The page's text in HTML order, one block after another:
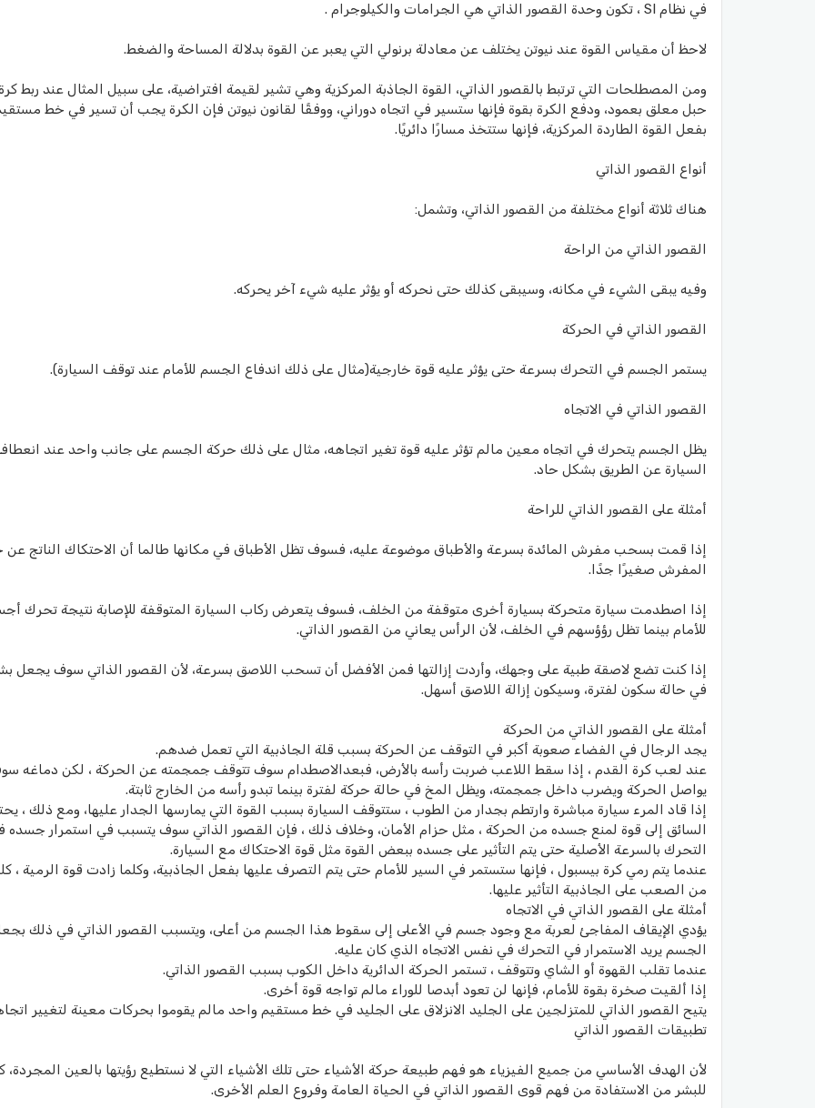
في نظام SI ، تكون وحدة القصور الذاتي هي الجرامات والكيلوجرام .
لاحظ أن مقياس القوة عند نيوتن يختلف عن معادلة برنولي التي يعبر عن القوة بدلالة المساحة والضغط.
ومن المصطلحات التي ترتبط بالقصور الذاتي، القوة الجاذبة المركزية وهي تشير لقيمة افتراضية، على سبيل المثال عند ربط
حبل معلق بعمود، ودفع الكرة بقوة فإنها ستسير في اتجاه دوراني، ووفقًا لقانون نيوتن فإن الكرة يجب أن تسير في خط
بفعل القوة الطاردة المركزية، فإنها ستتخذ مسارًا دائريًا.
أنواع القصور الذاتي
هناك ثلاثة أنواع مختلفة من القصور الذاتي، وتشمل:
القصور الذاتي من الراحة
وفيه يبقى الشيء في مكانه، وسيبقى كذلك حتى نحركه أو يؤثر عليه شيء آخر يحركه.
القصور الذاتي في الحركة
يستمر الجسم في التحرك بسرعة حتى يؤثر عليه قوة خارجية(مثال على ذلك اندفاع الجسم للأمام عند توقف السيارة).
القصور الذاتي في الاتجاه
يظل الجسم يتحرك في اتجاه معين مالم تؤثر عليه قوة تغير اتجاهه، مثال على ذلك حركة الجسم على جانب واحد عند
السيارة عن الطريق بشكل حاد.
أمثلة على القصور الذاتي للراحة
إذا قمت بسحب مفرش المائدة بسرعة والأطباق موضوعة عليه، فسوف تظل الأطباق في مكانها طالما أن الاحتكاك الناتج عن
المفرش صغيرًا جدًا.
إذا اصطدمت سيارة متحركة بسيارة أخرى متوقفة من الخلف، فسوف يتعرض ركاب السيارة المتوقفة للإصابة نتيجة تحرك
للأمام بينما تظل رؤؤسهم في الخلف، لأن الرأس يعاني من القصور الذاتي.
إذا كنت تضع لاصقة طبية على وجهك، وأردت إزالتها فمن الأفضل أن تسحب اللاصق بسرعة، لأن القصور الذاتي سوف يجعل
في حالة سكون لفترة، وسيكون إزالة اللاصق أسهل.
أمثلة على القصور الذاتي من الحركة
يجد الرجال في الفضاء صعوبة أكبر في التوقف عن الحركة بسبب قلة الجاذبية التي تعمل ضدهم.
عند لعب كرة القدم ، إذا سقط اللاعب ضربت رأسه بالأرض، فبعدالاصطدام سوف تتوقف جمجمته عن الحركة ، لكن دماغه
يواصل الحركة ويضرب داخل جمجمته، ويظل المخ في حالة حركة لفترة بينما تبدو رأسه من الخارج ثابتة.
إذا قاد المرء سيارة مباشرة وارتطم بجدار من الطوب ، ستتوقف السيارة بسبب القوة التي يمارسها الجدار عليها، ومع ذلك ،
السائق إلى قوة لمنع جسده من الحركة ، مثل حزام الأمان، وخلاف ذلك ، فإن القصور الذاتي سوف يتسبب في استمرار جسده
التحرك بالسرعة الأصلية حتى يتم التأثير على جسده ببعض القوة مثل قوة الاحتكاك مع السيارة.
عندما يتم رمي كرة بيسبول ، فإنها ستستمر في السير للأمام حتى يتم التصرف عليها بفعل الجاذبية، وكلما زادت قوة الرمية ،
من الصعب على الجاذبية التأثير عليها.
أمثلة على القصور الذاتي في الاتجاه
يؤدي الإيقاف المفاجئ لعربة مع وجود جسم في الأعلى إلى سقوط هذا الجسم من أعلى، ويتسبب القصور الذاتي في ذلك
الجسم يريد الاستمرار في التحرك في نفس الاتجاه الذي كان عليه.
عندما تقلب القهوة أو الشاي وتتوقف ، تستمر الحركة الدائرية داخل الكوب بسبب القصور الذاتي.
إذا ألقيت صخرة بقوة للأمام، فإنها لن تعود أبدصا للوراء مالم تواجه قوة أخرى.
يتيح القصور الذاتي للمتزلجين على الجليد الانزلاق على الجليد في خط مستقيم واحد مالم يقوموا بحركات معينة لتغيير
تطبيقات القصور الذاتي
لأن الهدف الأساسي من جميع الفيزياء هو فهم طبيعة حركة الأشياء حتى تلك الأشياء التي لا نستطيع رؤيتها بالعين المجردة،
للبشر من الاستفادة من فهم قوى القصور الذاتي في الحياة العامة وفروع العلم الأخرى.